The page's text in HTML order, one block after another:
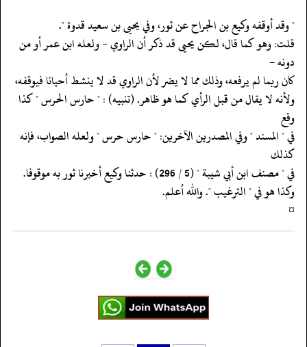
‏‏‏‏" وقد أوقفه وكيع بن الجراح عن ثور، وفي يحيى بن سعيد قدوة ".
‏‏‏‏قلت: وهو كما قال، لكن يحيى قد ذكر أن الراوي - ولعله ابن عمر أو من
دونه -
‏‏‏‏كان ربما لم يرفعه، وذلك مما لا يضر لأن الراوي قد لا ينشط أحيانا فيوقفه،
‏‏‏‏ولأنه لا يقال من قبل الرأي كما هو ظاهر. (تنبيه) : " حارس الحرس " كذا
وقع
‏‏‏‏في " المسند " وفي المصدرين الآخرين: " حارس حرس " ولعله الصواب، فإنه
كذلك
‏‏‏‏في " مصنف ابن أبي شيبة " (5 / 296) : حدثنا وكيع أخبرنا ثور به موقوفا.
‏‏‏‏وكذا هو في " الترغيب ". والله أعلم.
‏‏‏‏¤